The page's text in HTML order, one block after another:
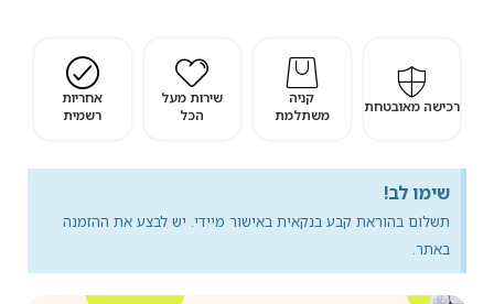
רכישה מאובטחת
קניה
משתלמת
שירות מעל
הכל
אחריות
רשמית
שימו לב!
תשלום בהוראת קבע בנקאית באישור מיידי. יש לבצע את ההזמנה
באתר.